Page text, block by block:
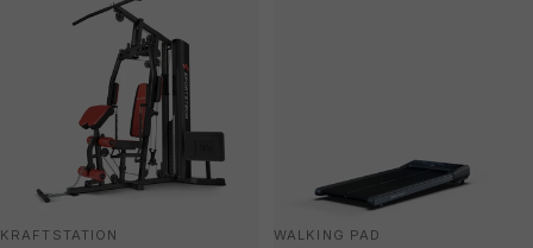
KRAFTSTATION WALKING PAD